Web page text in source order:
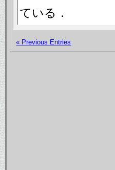
ている．
« Previous Entries